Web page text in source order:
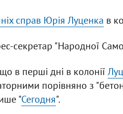
справ Юрія Луценка в
секретар "Народної
в перші дні в колонії
порівняно з
"Сегодня".